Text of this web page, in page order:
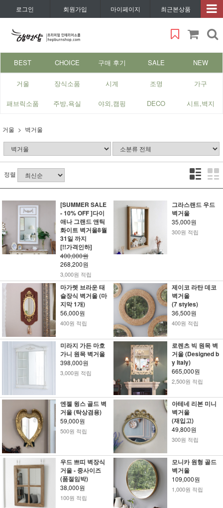
로그인 회원가입 마이페이지 최근본상품
BEST CHOICE 구매 후기 SALE NEW
거울 장식소품 시계 조명 가구
패브릭소품 주방,욕실 야외,캠핑 DECO 시트,벽지
거울 벽거울
정렬
[SUMMER SALE
- 10% OFF ]다이
애나 그랜드 앤틱
화이트 벽거울8월
31일 까지
[!!가격인하]
400,000원
268,200원
3,000원 적립
그라스랜드 우드
벽거울
35,000원
300원 적립
마가렛 브라운 태
슬장식 벽거울 (마
지막 1개)
56,000원
400원 적립
제이코 라탄 데코
벽거울
(7 styles)
36,500원
400원 적립
미라지 가든 마호
가니 원목 벽거울
398,000원
3,000원 적립
로렌츠 빅 원목 벽
거울 (Designed b
y Italy)
665,000원
2,500원 적립
엔젤 윙스 골드 벽
거울 (탁상겸용)
59,000원
500원 적립
아테네 리본 미니
벽거울
(재입고)
49,800원
300원 적립
우드 쁘띠 벽장식
거울 - 중사이즈
(품절임박)
38,000원
100원 적립
모니카 원형 골드
벽거울
109,000원
1,000원 적립